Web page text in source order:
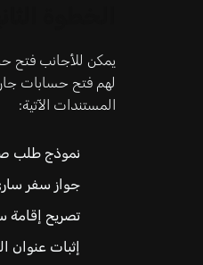
يمكن للأجانب فتح
لهم فتح حسابات
المستندات الآتية:
نموذج طلب
جواز سفر
تصريح إقامة
إثبات عنوان